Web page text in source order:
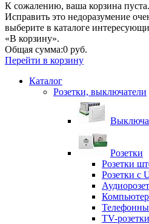
К сожалению, ваша корзина пуста.
Исправить это недоразумение
выберите в каталоге
«В корзину».
Общая сумма:0 руб.
Перейти в корзину
Каталог
Розетки, выключатели
Розетки
Розетки
Розетки с
TV-розетки